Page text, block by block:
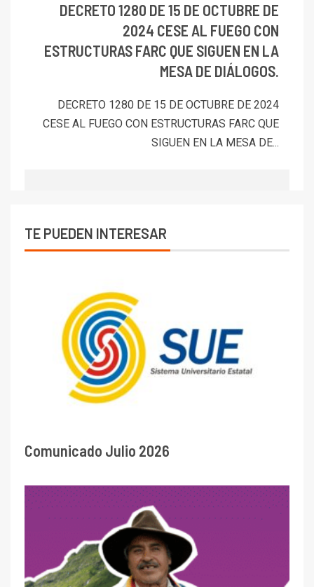
DECRETO 1280 DE 15 DE OCTUBRE DE
2024 CESE AL FUEGO CON
ESTRUCTURAS FARC QUE SIGUEN EN LA
MESA DE DIÁLOGOS.
DECRETO 1280 DE 15 DE OCTUBRE DE 2024
CESE AL FUEGO CON ESTRUCTURAS FARC QUE
SIGUEN EN LA MESA DE...
TE PUEDEN INTERESAR
Comunicado Julio 2026